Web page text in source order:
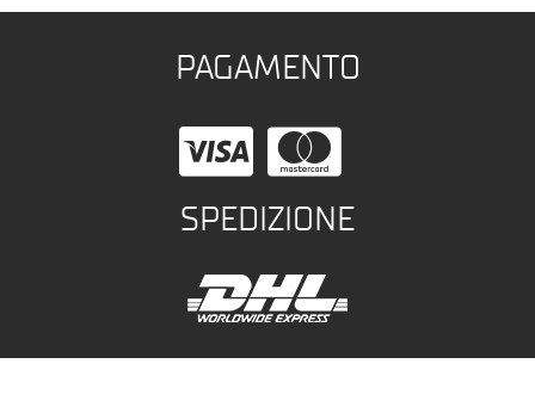
PAGAMENTO
SPEDIZIONE